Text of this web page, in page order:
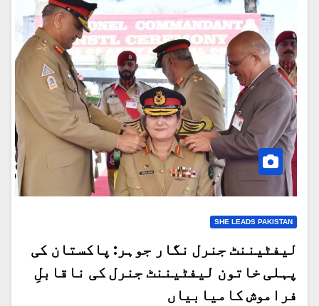
SHE LEADS PAKISTAN
لیفٹیننٹ جنرل نگار جوہر: پاکستان کی
پہلی خاتون لیفٹیننٹ جنرل کی ناقابلِ
فراموش کامیابیاں